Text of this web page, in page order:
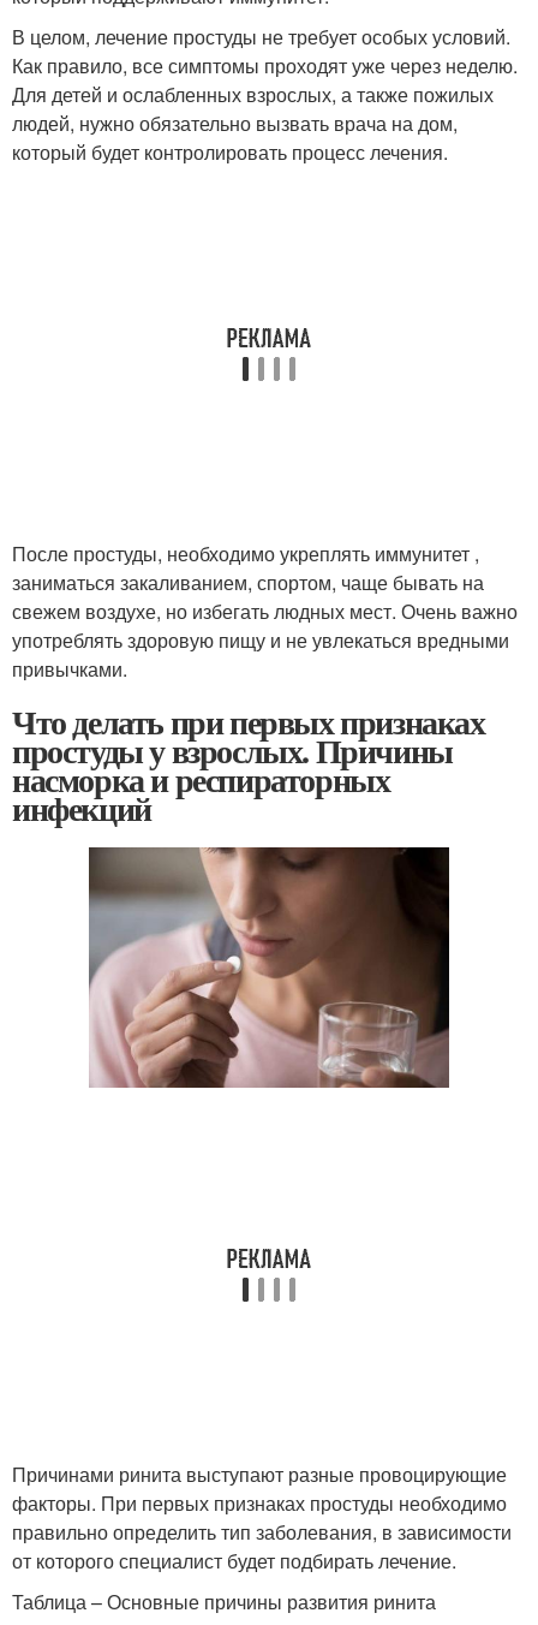
В целом, лечение простуды не требует особых условий.
Как правило, все симптомы проходят уже через неделю.
Для детей и ослабленных взрослых, а также пожилых
людей, нужно обязательно вызвать врача на дом,
который будет контролировать процесс лечения.
После простуды, необходимо укреплять иммунитет ,
заниматься закаливанием, спортом, чаще бывать на
свежем воздухе, но избегать людных мест. Очень важно
употреблять здоровую пищу и не увлекаться вредными
привычками.
Что делать при первых признаках
простуды у взрослых. Причины
насморка и респираторных
инфекций
Причинами ринита выступают разные провоцирующие
факторы. При первых признаках простуды необходимо
правильно определить тип заболевания, в зависимости
от которого специалист будет подбирать лечение.
Таблица – Основные причины развития ринита